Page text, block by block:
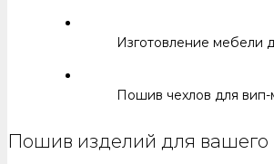
Изготовление мебели
Пошив чехлов для вип-
Пошив изделий для вашего